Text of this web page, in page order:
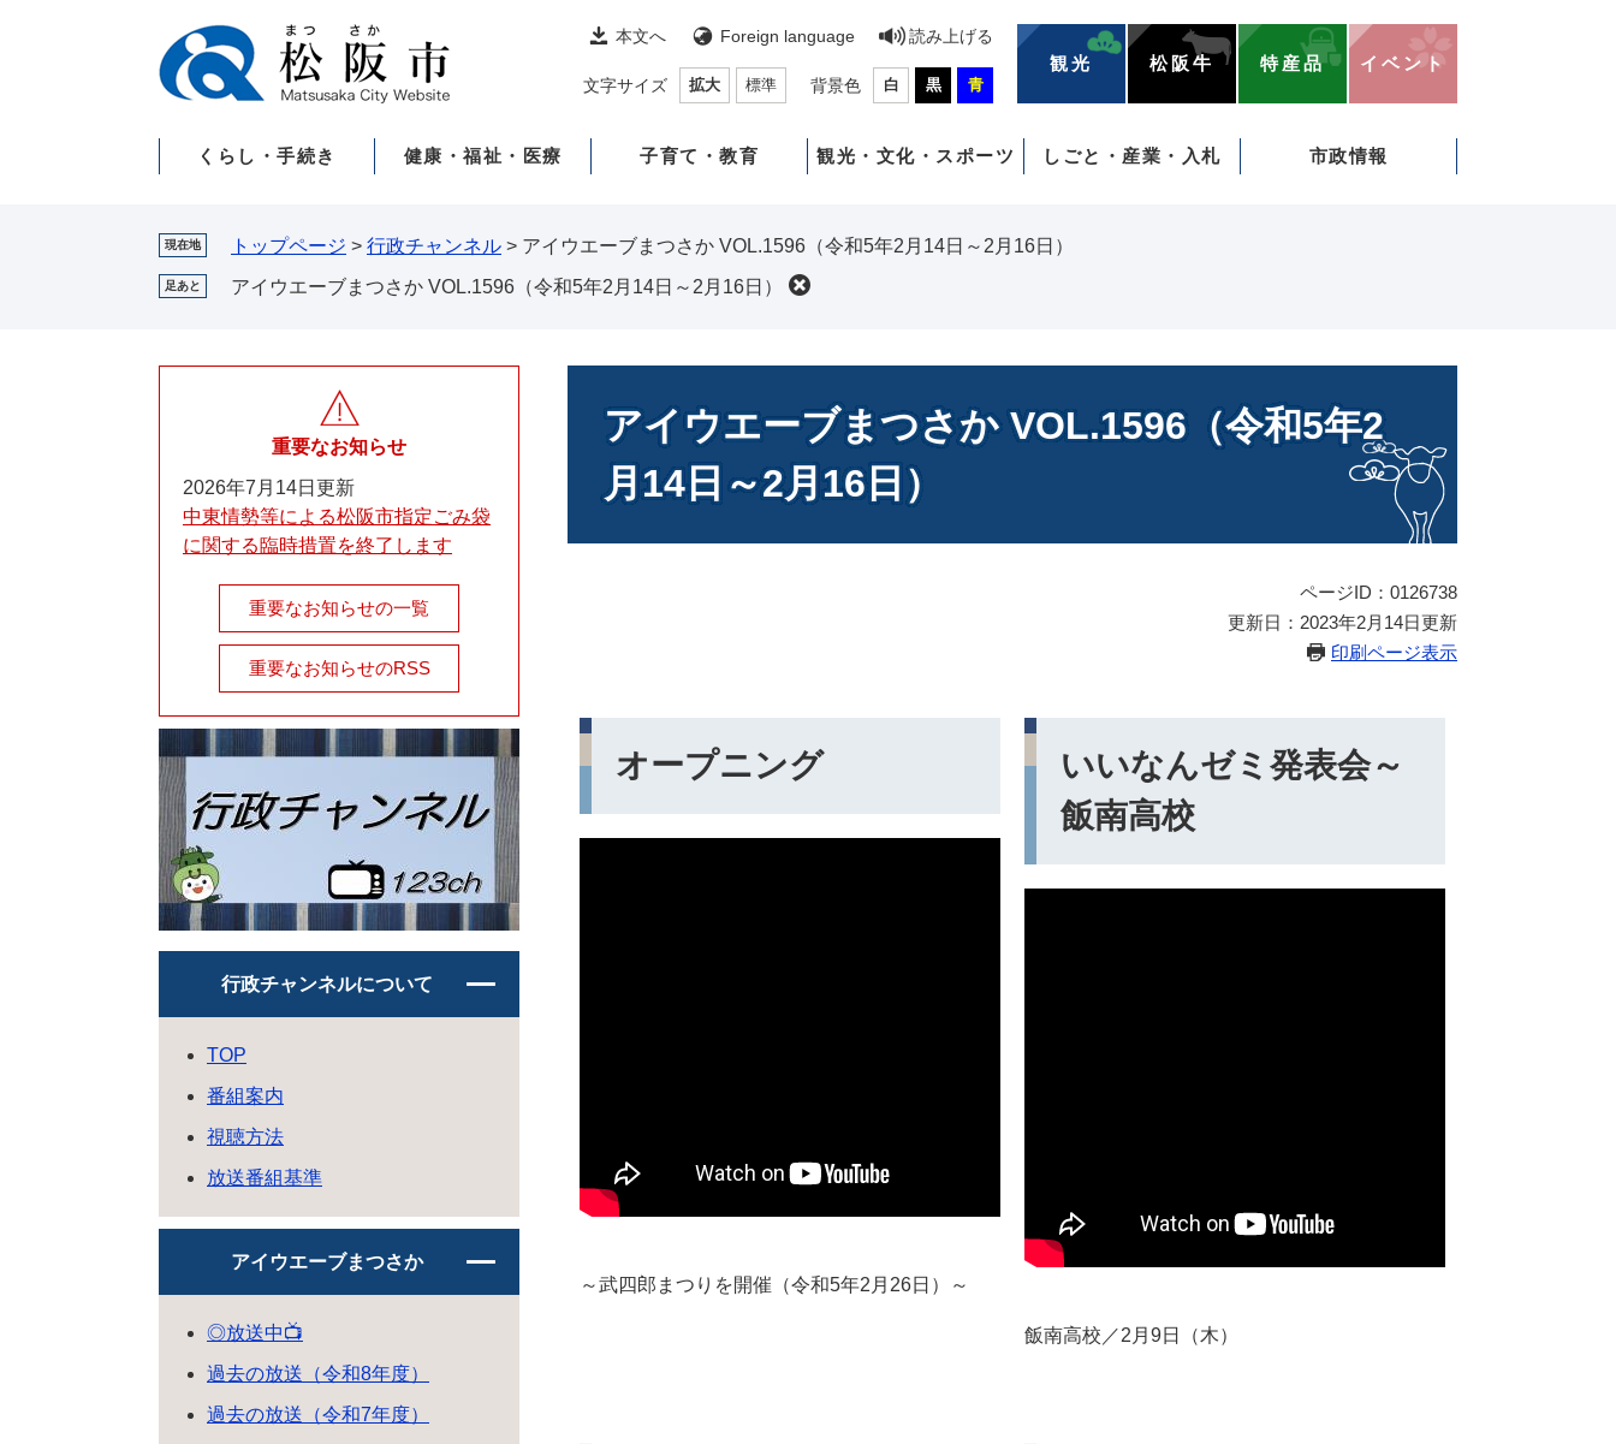
本文へ Foreign language 読み上げる
文字サイズ 拡大 標準 背景色 白 黒 青
観光 松阪牛 特産品 イベント
くらし・手続き 健康・福祉・医療 子育て・教育 観光・文化・スポーツ しごと・産業・入札 市政情報
現在地 トップページ > 行政チャンネル > アイウエーブまつさか VOL.1596（令和5年2月14日～2月16日）
足あと アイウエーブまつさか VOL.1596（令和5年2月14日～2月16日）
アイウエーブまつさか VOL.1596（令和5年2
月14日～2月16日）
ページID：0126738
更新日：2023年2月14日更新
印刷ページ表示
オープニング
～武四郎まつりを開催（令和5年2月26日）～
いいなんゼミ発表会～
飯南高校
​飯南高校／2月9日（木）
重要なお知らせ
2026年7月14日更新
中東情勢等による松阪市指定ごみ袋
に関する臨時措置を終了します
重要なお知らせの一覧
重要なお知らせのRSS
行政チャンネルについて
TOP
番組案内
視聴方法
放送番組基準
アイウエーブまつさか
◎放送中📺
過去の放送（令和8年度）
過去の放送（令和7年度）